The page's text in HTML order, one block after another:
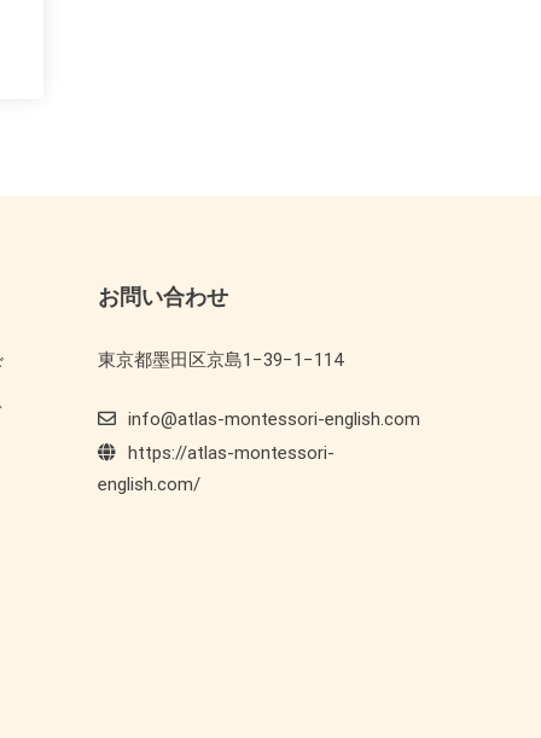
お問い合わせ
東京都墨田区京島1−39−1−114
info@atlas-montessori-english.com
https://atlas-montessori-
english.com/